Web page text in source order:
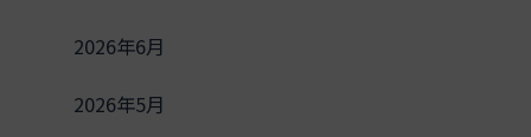
2026年6月
2026年5月